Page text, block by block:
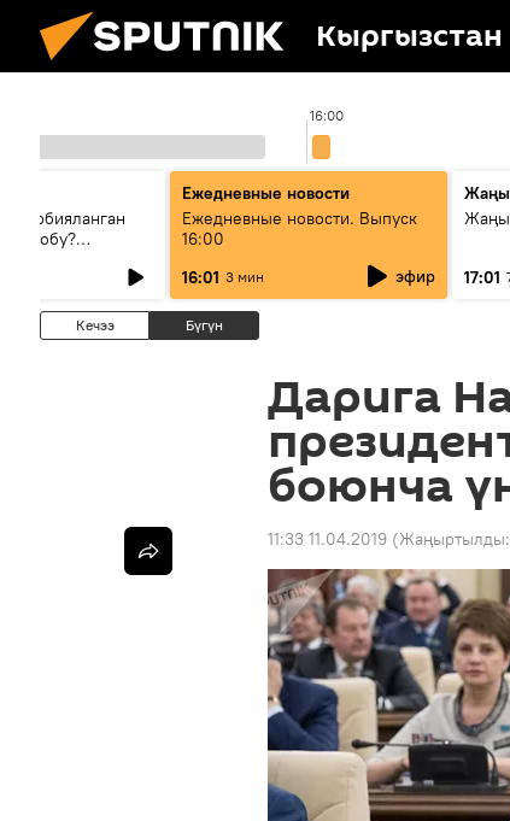
Кыргызстан
16:00
тарбияланган
болобу?
Ежедневные новости
Ежедневные новости. Выпуск
16:00
16:01 3 мин эфир 17:01
Кечээ Бүгүн
Дарига
боюнча
11:33 11.04.2019 (Жаңыртылды: